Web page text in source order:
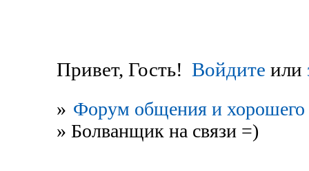
Привет, Гость! Войдите или
» Форум общения и хорошего
» Болванщик на связи =)